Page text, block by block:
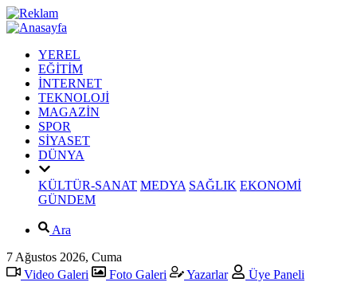
YEREL
EĞİTİM
İNTERNET
TEKNOLOJİ
MAGAZİN
SPOR
SİYASET
DÜNYA
KÜLTÜR-SANAT MEDYA SAĞLIK EKONOMİ
GÜNDEM
Ara
7 Ağustos 2026, Cuma
Video Galeri
Foto Galeri Yazarlar
Üye Paneli